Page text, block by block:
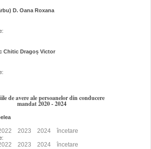
D. Oana Roxana
Chitic Dragoș Victor
de avere ale persoanelor din conducere
mandat 2020 - 2024
2023 2024 încetare
2023 2024 încetare